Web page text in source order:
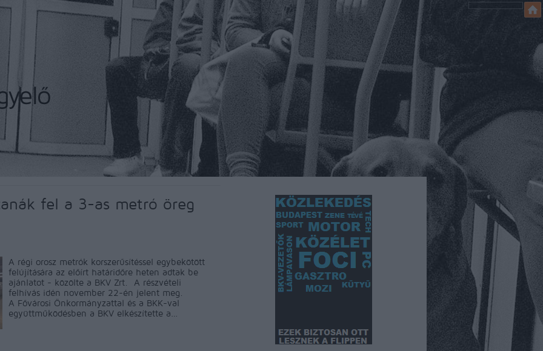
fel a 3-as metró öreg
A régi orosz metrók korszerűsítéssel egybekötött
felújítására az előírt határidőre heten adtak be
ajánlatot - közölte a BKV Zrt. A részvételi
felhívás idén november 22-én jelent meg.
A Fővárosi Önkormányzattal és a BKK-val
együttműködésben a BKV elkészítette a…